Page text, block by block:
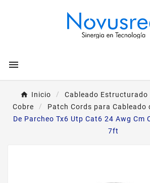

Inicio Cableado Estructurado
Cobre
Patch Cords para Cableado
De Parcheo Tx6 Utp Cat6 24 Awg Cm
7ft